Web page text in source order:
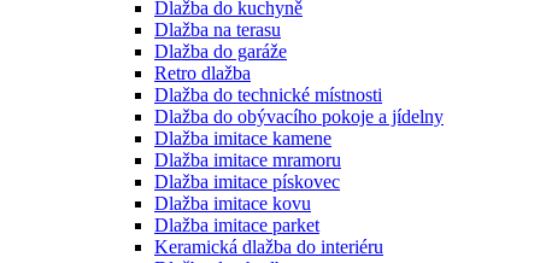
Dlažba do kuchyně
Dlažba na terasu
Dlažba do garáže
Retro dlažba
Dlažba do technické místnosti
Dlažba do obývacího pokoje a jídelny
Dlažba imitace kamene
Dlažba imitace mramoru
Dlažba imitace pískovec
Dlažba imitace kovu
Dlažba imitace parket
Keramická dlažba do interiéru